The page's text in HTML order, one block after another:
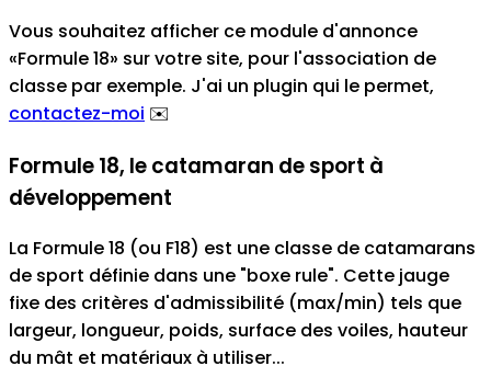
Vous souhaitez afficher ce module d'annonce
«Formule 18» sur votre site, pour l'association de
classe par exemple. J'ai un plugin qui le permet,
contactez-moi ✉️
Formule 18, le catamaran de sport à
développement
La Formule 18 (ou F18) est une classe de catamarans
de sport définie dans une "boxe rule". Cette jauge
fixe des critères d'admissibilité (max/min) tels que
largeur, longueur, poids, surface des voiles, hauteur
du mât et matériaux à utiliser...